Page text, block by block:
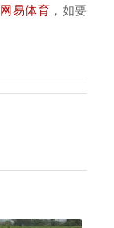
网易体育 ，如要